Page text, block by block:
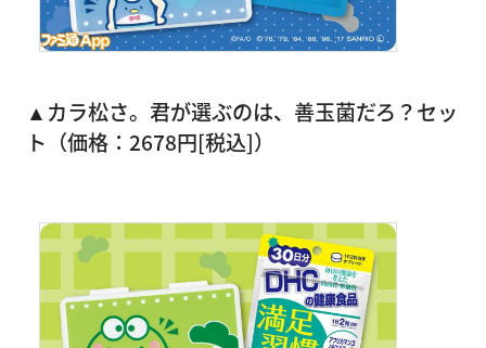
▲カラ松さ。君が選ぶのは、善玉菌だろ？セッ
ト（価格：2678円[税込]）